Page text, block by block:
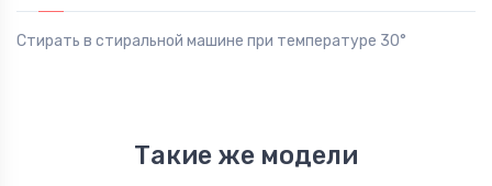
Стирать в стиральной машине при температуре 30°
Такие же модели